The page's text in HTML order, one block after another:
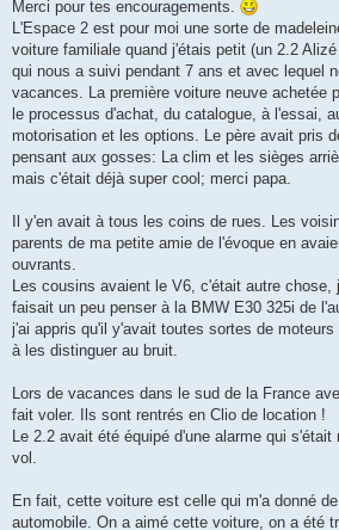
Merci pour tes encouragements.
L'Espace 2 est pour moi une sorte de
voiture familiale quand j'étais petit (un 2.2 Alizé
qui nous a suivi pendant 7 ans et avec lequel
vacances. La première voiture neuve achetée
le processus d'achat, du catalogue, à l'essai,
motorisation et les options. Le père avait pris
pensant aux gosses: La clim et les sièges
mais c'était déjà super cool; merci papa.
Il y'en avait à tous les coins de rues. Les
parents de ma petite amie de l'évoque en
ouvrants.
Les cousins avaient le V6, c'était autre
faisait un peu penser à la BMW E30 325i de
j'ai appris qu'il y'avait toutes sortes de
à les distinguer au bruit.
Lors de vacances dans le sud de la France
fait voler. Ils sont rentrés en Clio de location !
Le 2.2 avait été équipé d'une alarme qui
vol.
En fait, cette voiture est celle qui m'a donné
automobile. On a aimé cette voiture, on a été